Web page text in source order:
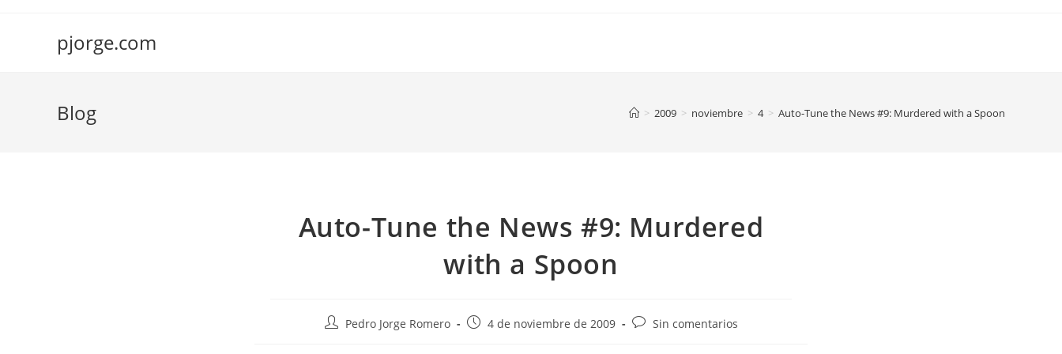
pjorge.com
Blog > 2009 > noviembre > 4 > Auto-Tune the News #9: Murdered with a Spoon
Auto-Tune the News #9: Murdered
with a Spoon
AutorPedro Jorge Romero
Publicación
4 de noviembre de 2009
Comentarios
Sin comentarios